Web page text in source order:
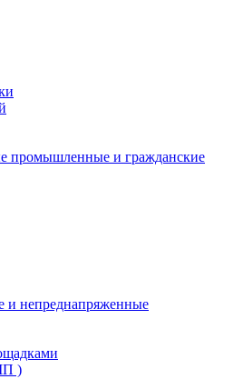
промышленные и гражданские
и непреднапряженные
)